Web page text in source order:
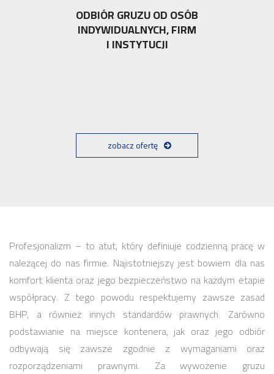
ODBIÓR GRUZU OD OSÓB
INDYWIDUALNYCH, FIRM
I INSTYTUCJI
zobacz ofertę
Profesjonalizm – to atut, który definiuje codzienną pracę w
należącej do nas firmie. Najistotniejszy jest bowiem dla nas
komfort klienta oraz jego bezpieczeństwo na każdym etapie
współpracy. Z tego powodu respektujemy zawsze zasad
BHP, a również innych standardów prawnych. Zarówno
podstawianie na miejsce kontenera, jak oraz jego odbiór
odbywają się zawsze zgodnie z wymaganiami oraz
rozporządzeniami prawnymi. Za wywożenie gruzu